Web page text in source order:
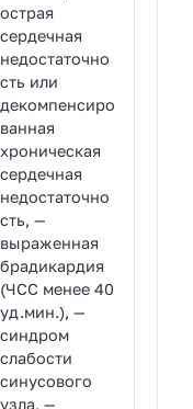
острая
сердечная
недостаточно
сть или
декомпенсиро
ванная
хроническая
сердечная
недостаточно
сть, —
выраженная
брадикардия
(ЧСС менее 40
уд.мин.), —
синдром
слабости
синусового
узла, —